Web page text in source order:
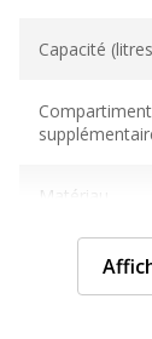
Capacité
Matériau
Sangle de